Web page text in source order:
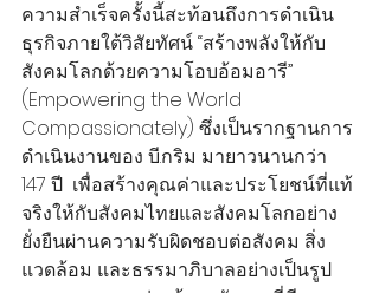
ความสำเร็จครั้งนี้สะท้อนถึงการดำเนิน
ธุรกิจภายใต้วิสัยทัศน์ “สร้างพลังให้กับ
สังคมโลกด้วยความโอบอ้อมอารี”
(Empowering the World
Compassionately) ซึ่งเป็นรากฐานการ
ดำเนินงานของ บี.กริม มายาวนานกว่า
147 ปี  เพื่อสร้างคุณค่าและประโยชน์ที่แท้
จริงให้กับสังคมไทยและสังคมโลกอย่าง
ยั่งยืนผ่านความรับผิดชอบต่อสังคม สิ่ง
แวดล้อม และธรรมาภิบาลอย่างเป็นรูป